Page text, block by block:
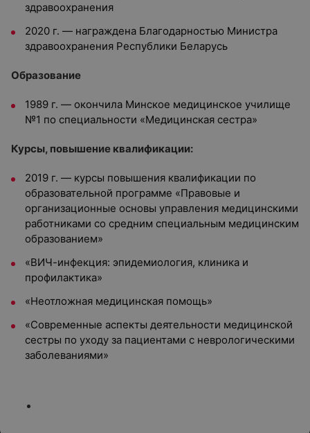
здравоохранения
2020 г. — награждена Благодарностью Министра
здравоохранения Республики Беларусь
Образование
1989 г. — окончила Минское медицинское училище
№1 по специальности «Медицинская сестра»
Курсы, повышение квалификации:
2019 г. — курсы повышения квалификации по
образовательной программе «Правовые и
организационные основы управления медицинскими
работниками со средним специальным медицинским
образованием»
«ВИЧ-инфекция: эпидемиология, клиника и
профилактика»
«Неотложная медицинская помощь»
«Современные аспекты деятельности медицинской
сестры по уходу за пациентами с неврологическими
заболеваниями»